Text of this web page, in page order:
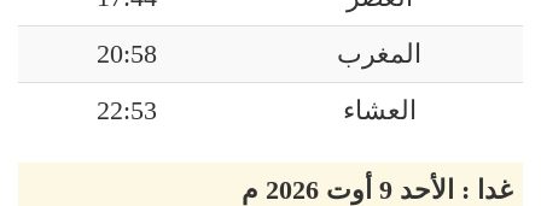
المغرب
20:58
العشاء
22:53
غدا : الأحد 9 أوت 2026 م